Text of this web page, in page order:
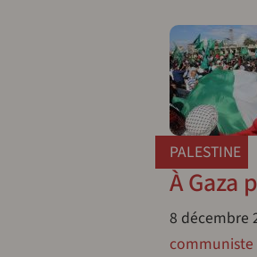
PALESTINE
À Gaza
8 décembre